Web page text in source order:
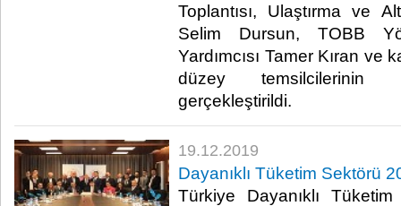
Toplantısı, Ulaştırma ve
Selim Dursun, TOBB
Yardımcısı Tamer Kıran
düzey temsilcilerinin
gerçekleştirildi. ​
19.12.2019
Dayanıklı Tüketim Sektörü
Türkiye Dayanıklı